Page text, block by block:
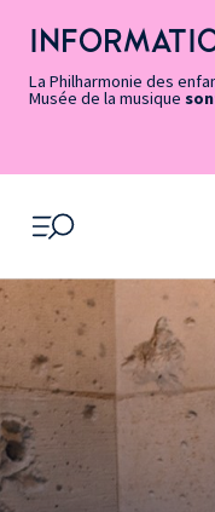
page
Accessibilité
accès
rapides
principal
contenu
principal
page
Message d’information
La Philharmonie des
Musée de la musique
OUVRIR LE MENU